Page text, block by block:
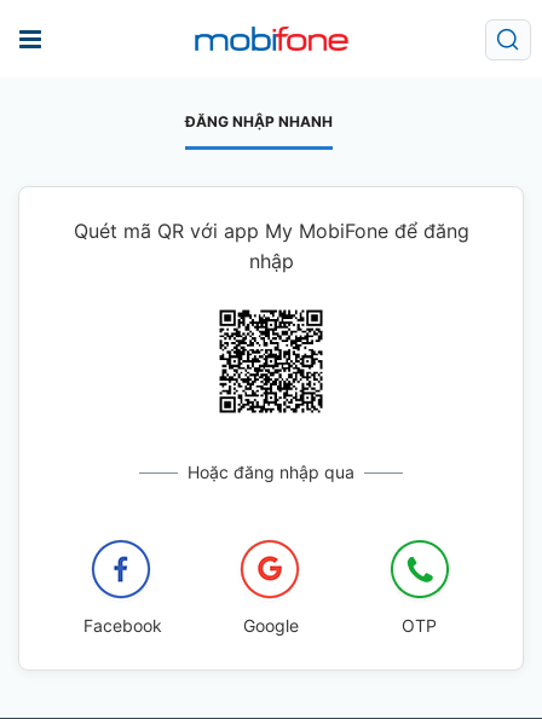
ĐĂNG NHẬP NHANH
Quét mã QR với app My MobiFone để đăng
nhập
Hoặc đăng nhập qua
Facebook Google OTP